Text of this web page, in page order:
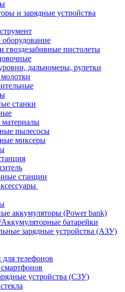
и зарядные устройства
гвоздезабивные пистолеты
дальномеры, рулетки
станки
материалы
пылесосы
миксеры
станции
аккумуляторы (Power bank)
батарейки
зарядные устройства (АЗУ)
телефонов
устройства (СЗУ)